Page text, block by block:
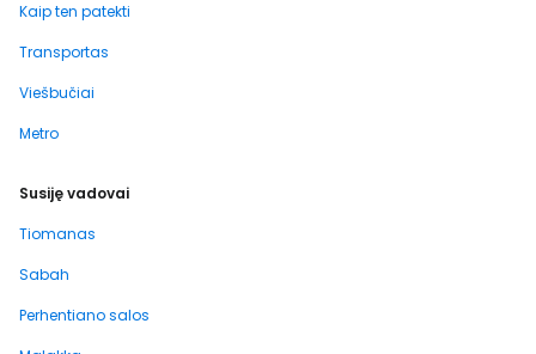
Kaip ten patekti
Transportas
Viešbučiai
Metro
Susiję vadovai
Tiomanas
Sabah
Perhentiano salos